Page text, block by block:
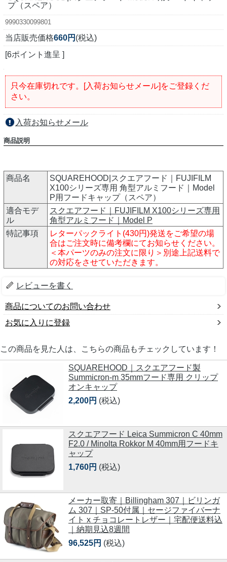
プ（スペア）
9990330099801
当店販売価格660円 (税込)
[6ポイント進呈 ]
只今在庫切れです。[入荷お知らせメール]をご登録くだ
さい。
入荷お知らせメール
商品説明
商品名
SQUAREHOOD|スクエアフード｜FUJIFILM
X100シリーズ専用 角型アルミフード｜Model
P用フードキャップ（スペア）
適合モデ
ル
スクエアフード｜FUJIFILM X100シリーズ専用
角型アルミフード｜Model P
特記事項
レターパックライト(430円)発送をご希望の場
合はご注文時に備考欄にてお知らせください。
＜本パーツのみの注文に限り＞別途上記送料で
の対応をさせていただきます。
レビューを書く
商品についてのお問い合わせ
お気に入りに登録
この商品を見た人は、こちらの商品もチェックしています！
SQUAREHOOD｜スクエアフード製
Summicron-m 35mmフード専用 クリップ
オンキャップ
2,200円 (税込)
スクエアフード Leica Summicron C 40mm
F2.0 / Minolta Rokkor M 40mm用フードキ
ャップ
1,760円 (税込)
メーカー取寄｜Billingham 307｜ビリンガ
ム 307｜SP-50付属｜セージファイバーナ
イト x チョコレートレザー｜宅配便送料込
｜納期見込8週間
96,525円 (税込)